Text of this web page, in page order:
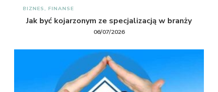
BIZNES, FINANSE
Jak być kojarzonym ze specjalizacją w branży
06/07/2026